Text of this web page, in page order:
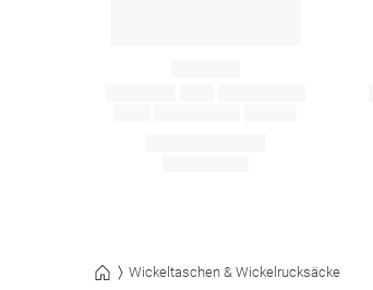
Wickeltaschen & Wickelrucksäcke